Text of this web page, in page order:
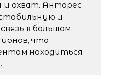
и охват. Антарес
и
в большом
что
находиться